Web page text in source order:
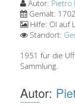
Autor: Pietro
Gemalt:
Hilfe: Öl auf
Standort:
1951 für die
Sammlung.
Autor: